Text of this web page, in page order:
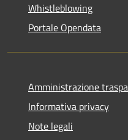
Whistleblowing
Portale Opendata
Amministrazione
Informativa privacy
Note legali